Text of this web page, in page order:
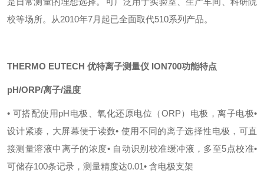
校等场所。
从2010年7月起已全面取代510系列产品。
THERMO EUTECH 优特离子测量仪 ION700功能特点
pH/ORP/离子/温度
• 可搭配使用pH电极、氧化还原电位（ORP）电极，离子电极•
设计紧凑，大屏幕便于读数• 使用不同的离子选择性电极，可直
接测量溶液中离子的浓度• 自动识别校准缓冲液，多至5点校准•
可储存100条记录，测量精度达0.01• 含电极支架